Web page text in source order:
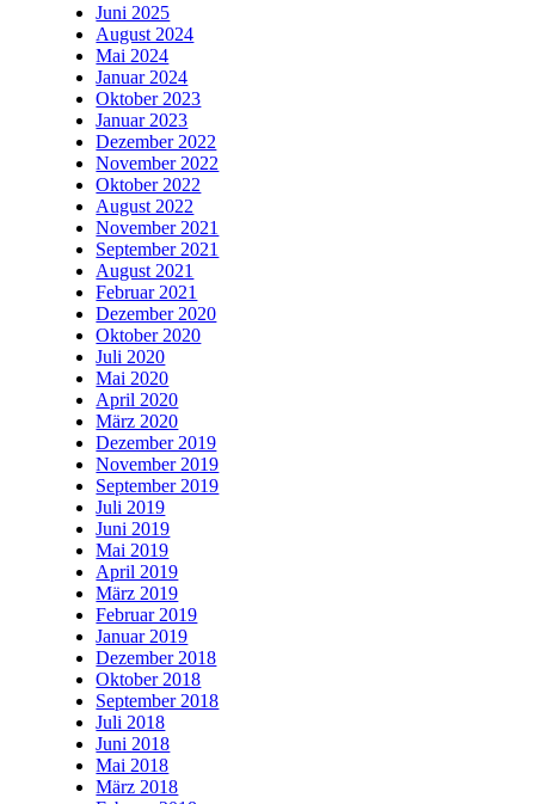
Juni 2025
August 2024
Mai 2024
Januar 2024
Oktober 2023
Januar 2023
Dezember 2022
November 2022
Oktober 2022
August 2022
November 2021
September 2021
August 2021
Februar 2021
Dezember 2020
Oktober 2020
Juli 2020
Mai 2020
April 2020
März 2020
Dezember 2019
November 2019
September 2019
Juli 2019
Juni 2019
Mai 2019
April 2019
März 2019
Februar 2019
Januar 2019
Dezember 2018
Oktober 2018
September 2018
Juli 2018
Juni 2018
Mai 2018
März 2018